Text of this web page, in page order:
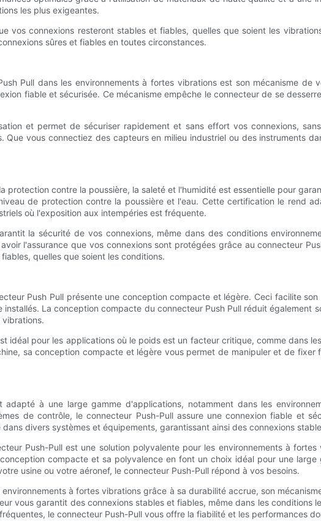
les plus exigeantes.
vos connexions resteront stables et fiables, quelles que soient les
sûres et fiables en toutes circonstances.
Pull dans les environnements à fortes vibrations est son mécanisme de
fiable et sécurisée. Ce mécanisme empêche le connecteur de se
et permet de sécuriser rapidement et sans effort vos connexions,
vous connectiez des capteurs en milieu industriel ou des instruments
protection contre la poussière, la saleté et l'humidité est essentielle pour
de protection contre la poussière et l'eau. Cette certification le rend
où l'exposition aux intempéries est fréquente.
la sécurité de vos connexions, même dans des conditions
l'assurance que vos connexions sont protégées grâce au connecteur
quelles que soient les conditions.
Push Pull présente une conception compacte et légère. Ceci facilite
La conception compacte du connecteur Push Pull réduit également
idéal pour les applications où le poids est un facteur critique, comme dans
sa conception compacte et légère vous permet de manipuler et de
adapté à une large gamme d'applications, notamment dans les
de contrôle, le connecteur Push-Pull assure une connexion fiable et
divers systèmes et équipements, garantissant ainsi des connexions
Push-Pull est une solution polyvalente pour les environnements à
compacte et sa polyvalence en font un choix idéal pour une
usine ou votre aéronef, le connecteur Push-Pull répond à vos besoins.
à fortes vibrations grâce à sa durabilité accrue, son
vous garantit des connexions stables et fiables, même dans les conditions
le connecteur Push-Pull vous offre la fiabilité et les performances